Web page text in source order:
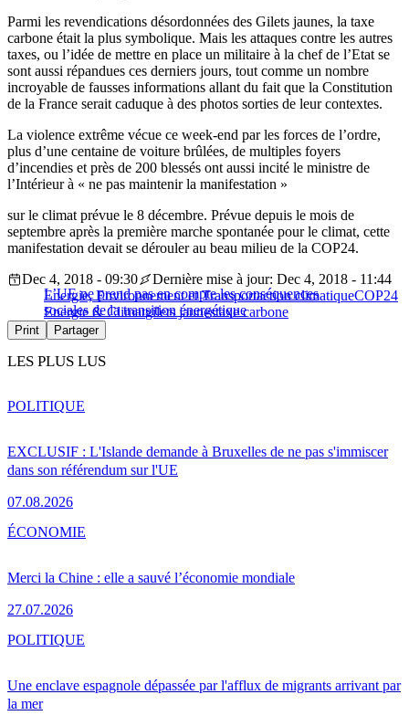
Parmi les revendications désordonnées des Gilets jaunes, la taxe
carbone était la plus symbolique. Mais les attaques contre les autres
taxes, ou l’idée de mettre en place un militaire à la chef de l’Etat se
sont aussi répandues ces derniers jours, tout comme un nombre
incroyable de fausses informations allant du fait que la Constitution
de la France serait caduque à des photos sorties de leur contextes.
La violence extrême vécue ce week-end par les forces de l’ordre,
plus d’une centaine de voiture brûlées, de multiples foyers
d’incendies et près de 200 blessés ont aussi incité le ministre de
l’Intérieur à « ne pas maintenir la manifestation »
sur le climat prévue le 8 décembre. Prévue depuis le mois de
septembre après la première marche spontanée pour le climat, cette
manifestation devait se dérouler au beau milieu de la COP24.
L’UE ne prend pas en compte les conséquences
sociales de la transition énergétique
Dec 4, 2018 - 09:30
Dernière mise à jour: Dec 4, 2018 - 11:44
Energie, Environnement et Transportaction climatiqueCOP24
Energie & Climatgilets jaunestaxe carbone
Print Partager
LES PLUS LUS
EXCLUSIF : L'Islande demande à Bruxelles de ne pas s'immiscer
dans son référendum sur l'UE
07.08.2026
POLITIQUE
Merci la Chine : elle a sauvé l’économie mondiale
27.07.2026
ÉCONOMIE
Une enclave espagnole dépassée par l'afflux de migrants arrivant par
la mer
POLITIQUE